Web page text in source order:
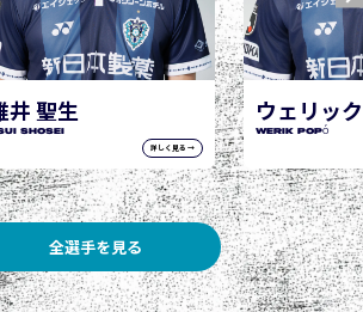
ェリック ポポ
POPÓ
詳しく見る →
全選手を見る